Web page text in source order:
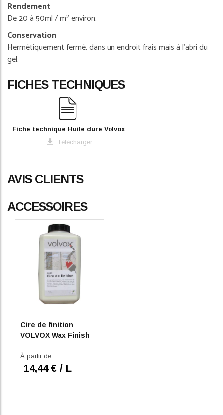
Rendement
De 20 à 50ml / m² environ.
Conservation
Hermétiquement fermé, dans un endroit frais mais à l'abri du
gel.
FICHES TECHNIQUES
Fiche technique Huile dure Volvox
Télécharger
AVIS CLIENTS
ACCESSOIRES
Cire de finition
VOLVOX Wax Finish
À partir de
14,44 € / L